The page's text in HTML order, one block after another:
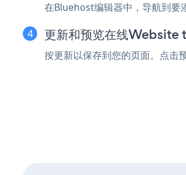
在Bluehost编辑器中，导航到要
更新和预览在线Website
按更新以保存到您的页面。点击